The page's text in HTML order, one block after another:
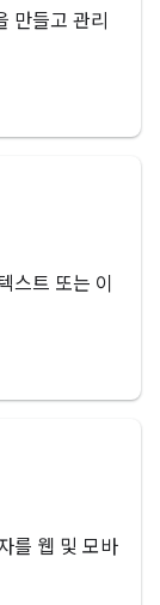
만들고 관리
스트 또는 이
를 웹 및 모바